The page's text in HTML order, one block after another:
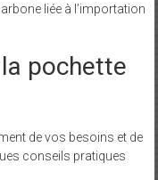
liée à l’importation
pochette
de vos besoins et de
conseils pratiques